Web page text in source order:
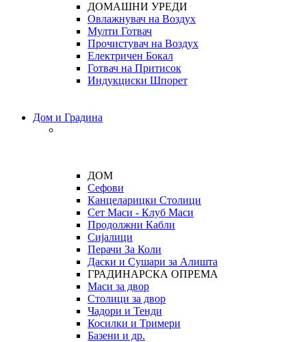
ДОМАШНИ УРЕДИ
Овлажнувач на Воздух
Мулти Готвач
Прочистувач на Воздух
Електричен Бокал
Готвач на Притисок
Индукциски Шпорет
Дом и Градина
ДОМ
Сефови
Канцеларицки Столици
Сет Маси - Клуб Маси
Продолжни Кабли
Сијалици
Перачи За Коли
Даски и Сушари за Алишта
ГРАДИНАРСКА ОПРЕМА
Маси за двор
Столици за двор
Чадори и Тенди
Косилки и Тримери
Базени и др.